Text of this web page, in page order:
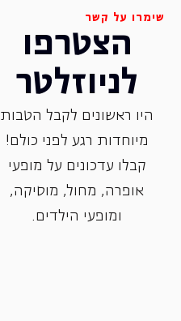
שימרו על קשר
הצטרפו
לניוזלטר
היו ראשונים לקבל הטבות
מיוחדות רגע לפני כולם!
קבלו עדכונים על מופעי
אופרה, ‏מחול, ‏מוסיקה,
ומופעי הילדים.